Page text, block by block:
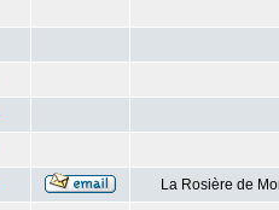
La Rosière de